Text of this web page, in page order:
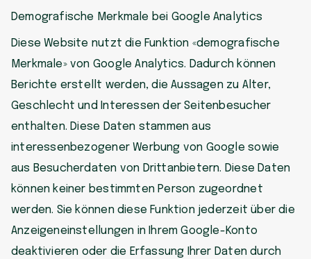
Demografische Merkmale bei Google Analytics
Diese Website nutzt die Funktion «demografische
Merkmale» von Google Analytics. Dadurch können
Berichte erstellt werden, die Aussagen zu Alter,
Geschlecht und Interessen der Seitenbesucher
enthalten. Diese Daten stammen aus
interessenbezogener Werbung von Google sowie
aus Besucherdaten von Drittanbietern. Diese Daten
können keiner bestimmten Person zugeordnet
werden. Sie können diese Funktion jederzeit über die
Anzeigeneinstellungen in Ihrem Google-Konto
deaktivieren oder die Erfassung Ihrer Daten durch